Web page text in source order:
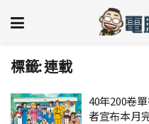
標籤:連載
40年200卷
者宣布本月